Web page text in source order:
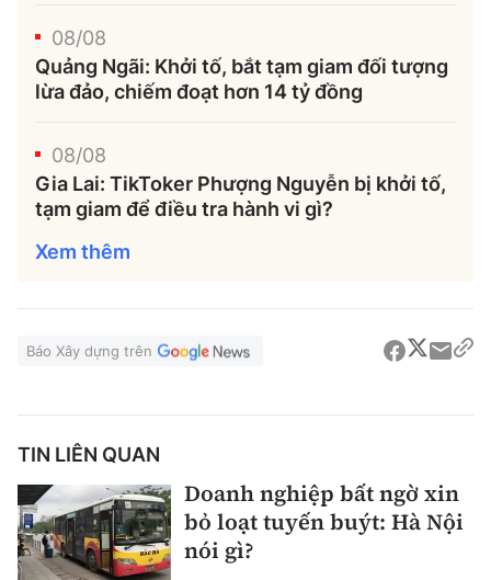
08/08
Quảng Ngãi: Khởi tố, bắt tạm giam đối tượng
lừa đảo, chiếm đoạt hơn 14 tỷ đồng
08/08
Gia Lai: TikToker Phượng Nguyễn bị khởi tố,
tạm giam để điều tra hành vi gì?
Xem thêm
Báo Xây dựng trên
TIN LIÊN QUAN
Doanh nghiệp bất ngờ xin
bỏ loạt tuyến buýt: Hà Nội
nói gì?